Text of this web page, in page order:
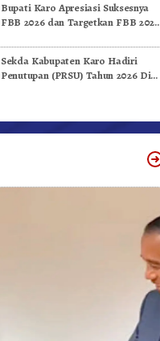
Bupati Karo Apresiasi Suksesnya
FBB 2026 dan Targetkan FBB 2027
Sekda Kabupaten Karo Hadiri
Penutupan (PRSU) Tahun 2026 Di